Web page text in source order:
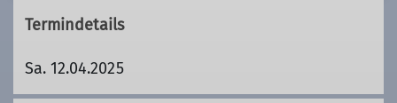
Termindetails
Sa. 12.04.2025